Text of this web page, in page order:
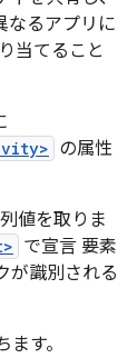
なるアプリに
当てること
の属性
値を取りま
で宣言 要素
が識別される
す。